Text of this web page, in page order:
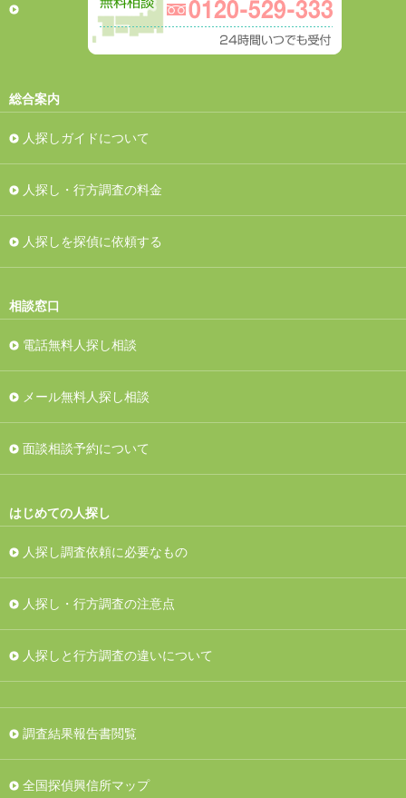
総合案内
人探しガイドについて
人探し・行方調査の料金
人探しを探偵に依頼する
相談窓口
電話無料人探し相談
メール無料人探し相談
面談相談予約について
はじめての人探し
人探し調査依頼に必要なもの
人探し・行方調査の注意点
人探しと行方調査の違いについて
調査結果報告書閲覧
全国探偵興信所マップ